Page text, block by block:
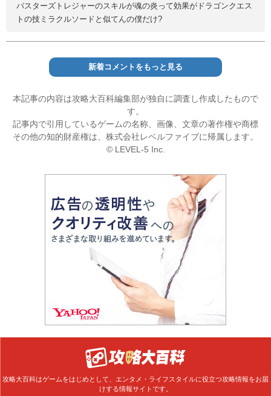
バスターズトレジャーのスキルが魂の炎って効果がドラゴンクエス
トの技ミラクルソードと似てんの僕だけ?
新着コメントをもっと見る
本記事の内容は攻略大百科編集部が独自に調査し作成したもので
す。
記事内で引用しているゲームの名称、画像、文章の著作権や商標
その他の知的財産権は、株式会社レベルファイブに帰属します。
© LEVEL-5 Inc.
攻略大百科はゲームをはじめとして、エンタメ・ライフスタイルに役立つ攻略情報をお届
けする情報サイトです。